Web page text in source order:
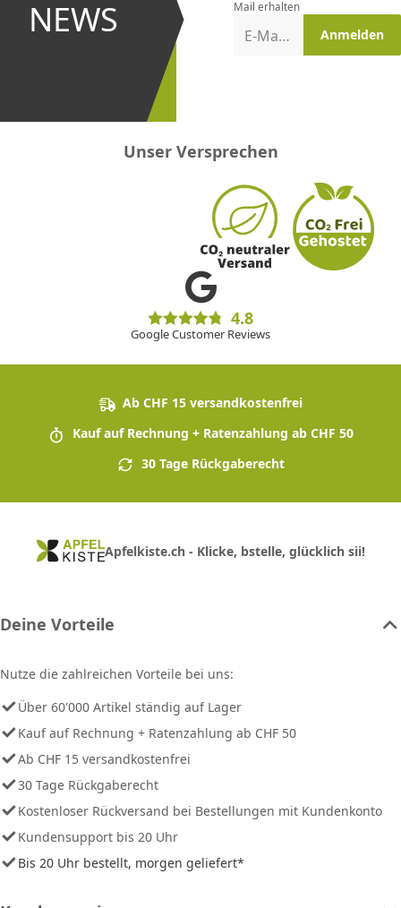
NEWS
Aktionen
Mail erhalten
E-Mail-Adresse Anmelden
Unser Versprechen
4.8
Google Customer Reviews
Ab CHF 15 versandkostenfrei
Kauf auf Rechnung + Ratenzahlung ab CHF 50
30 Tage Rückgaberecht
Apfelkiste.ch - Klicke, bstelle, glücklich sii!
Deine Vorteile
Nutze die zahlreichen Vorteile bei uns:
Über 60'000 Artikel ständig auf Lager
Kauf auf Rechnung + Ratenzahlung ab CHF 50
Ab CHF 15 versandkostenfrei
30 Tage Rückgaberecht
Kostenloser Rückversand bei Bestellungen mit Kundenkonto
Kundensupport bis 20 Uhr
Bis 20 Uhr bestellt, morgen geliefert*